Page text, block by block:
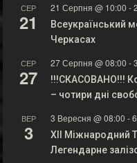
СЕР
21
21 Серпня @ 10:00 -
Всеукраїнський
Черкасах
СЕР
27
27 Серпня @ 08:00 -
!!!СКАСОВАНО!!!
– чотири дні
ВЕР
3
3 Вересня @ 08:00 -
XII Міжнародний
Легендарне